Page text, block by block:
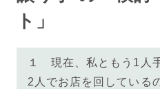
ト」
１ 現在、私ともう1人
2人でお店を回している